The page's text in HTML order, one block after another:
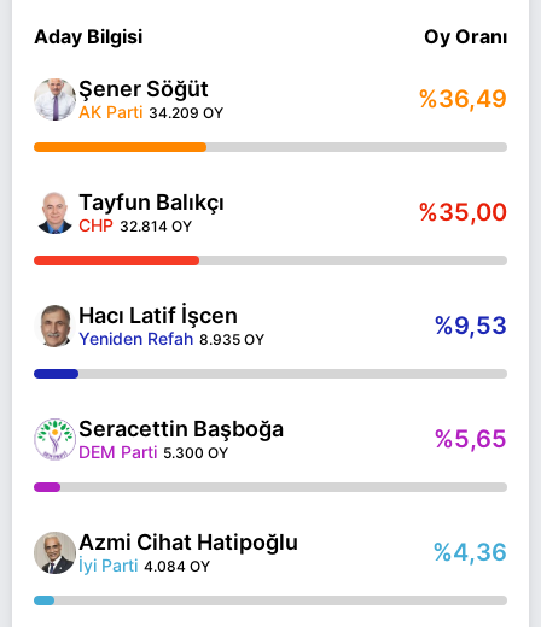
Aday Bilgisi Oy Oranı
Şener Söğüt
AK Parti 34.209 OY %36,49
Tayfun Balıkçı
CHP 32.814 OY %35,00
Hacı Latif İşcen
Yeniden Refah 8.935 OY %9,53
Seracettin Başboğa
DEM Parti 5.300 OY %5,65
Azmi Cihat Hatipoğlu
İyi Parti 4.084 OY %4,36